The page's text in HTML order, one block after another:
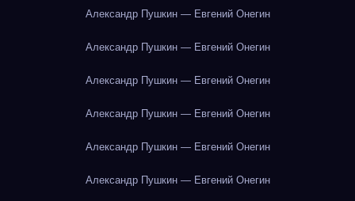
Александр Пушкин — Евгений Онегин
Александр Пушкин — Евгений Онегин
Александр Пушкин — Евгений Онегин
Александр Пушкин — Евгений Онегин
Александр Пушкин — Евгений Онегин
Александр Пушкин — Евгений Онегин